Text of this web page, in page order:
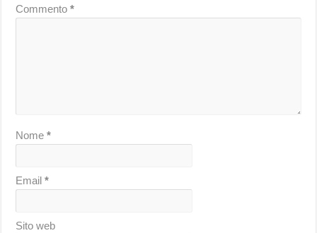
Commento*
Nome*
Email*
Sito web